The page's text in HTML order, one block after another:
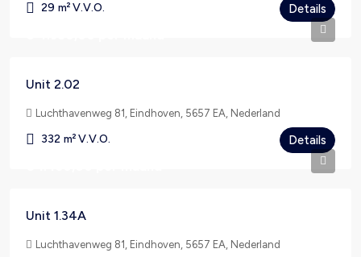
29 m² V.V.O. Details
Unit 2.02
Luchthavenweg 81, Eindhoven, 5657 EA, Nederland
332 m² V.V.O. Details
Unit 1.34A
Luchthavenweg 81, Eindhoven, 5657 EA, Nederland